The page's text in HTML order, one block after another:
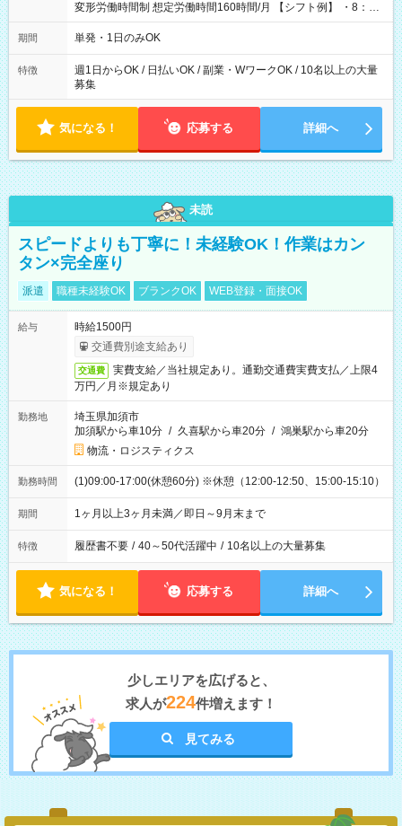
変形労働時間制 想定労働時間160時間/月 【シフト例】 ・8：00
～21：00
期間 単発・1日のみOK
特徴
週1日からOK / 日払いOK / 副業・WワークOK / 10名以上の大量
募集
気になる！ 応募する 詳細へ
未読
スピードよりも丁寧に！未経験OK！作業はカン
タン×完全座り
派遣 職種未経験OK ブランクOK WEB登録・面接OK
給与
時給1500円
交通費別途支給あり
交通費
実費支給／当社規定あり。通勤交通費実費支払／上限4
万円／月※規定あり
勤務地
埼玉県加須市
加須駅から車10分 / 久喜駅から車20分 / 鴻巣駅から車20分
物流・ロジスティクス
勤務時間 (1)09:00-17:00(休憩60分) ※休憩（12:00-12:50、15:00-15:10）
期間 1ヶ月以上3ヶ月未満／即日～9月末まで
特徴 履歴書不要 / 40～50代活躍中 / 10名以上の大量募集
気になる！ 応募する 詳細へ
少しエリアを広げると、
求人が224件増えます！
見てみる